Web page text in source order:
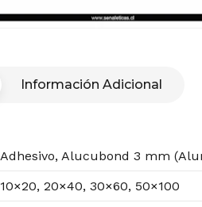
Información Adicional
Adhesivo, Alucubond 3 mm
10×20, 20×40, 30×60, 50×100